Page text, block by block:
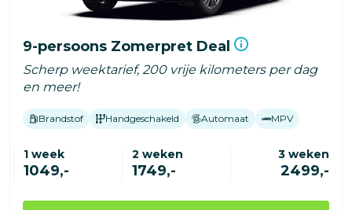
9-persoons Zomerpret Deal
Scherp weektarief, 200 vrije kilometers per dag
en meer!
Brandstof Handgeschakeld Automaat MPV
1 week
1049,-
2 weken
1749,-
3 weken
2499,-